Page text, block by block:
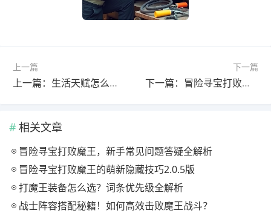
上一篇
上一篇：生活天赋怎么强化？深度解析职业养成技巧
下一篇
下一篇：冒险寻宝打败魔王四完美词条装备获取攻略
相关文章
冒险寻宝打败魔王，新手常见问题答疑全解析
冒险寻宝打败魔王的萌新隐藏技巧2.0.5版
打魔王装备怎么选？词条优先级全解析
战士阵容搭配秘籍！如何高效击败魔王战斗？